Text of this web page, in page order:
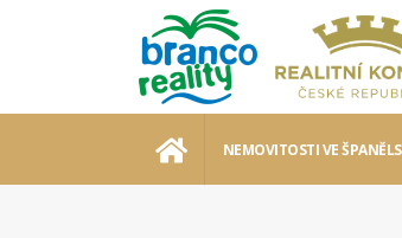
 NEMOVITOSTI VE